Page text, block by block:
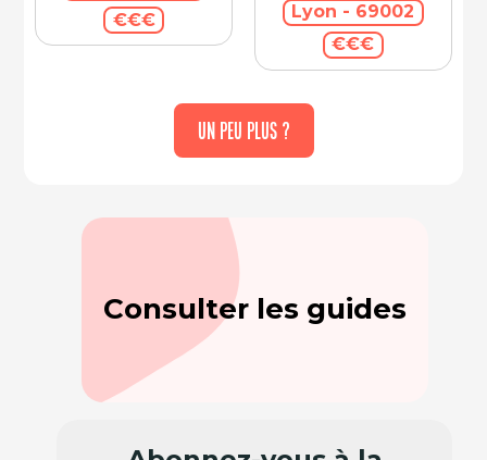
€€€
Lyon - 69002
€€€
UN PEU PLUS ?
Consulter les guides